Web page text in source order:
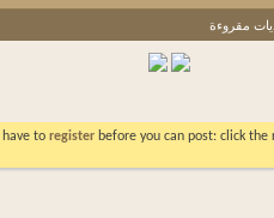
مقروءة
have to register before you can post: click